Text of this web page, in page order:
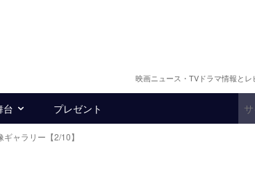
映画ニュース・TVドラマ情報と
台 プレゼント
ギャラリー【2/10】